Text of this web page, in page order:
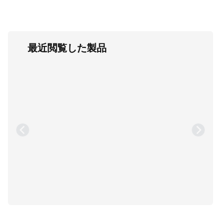
最近閲覧した製品